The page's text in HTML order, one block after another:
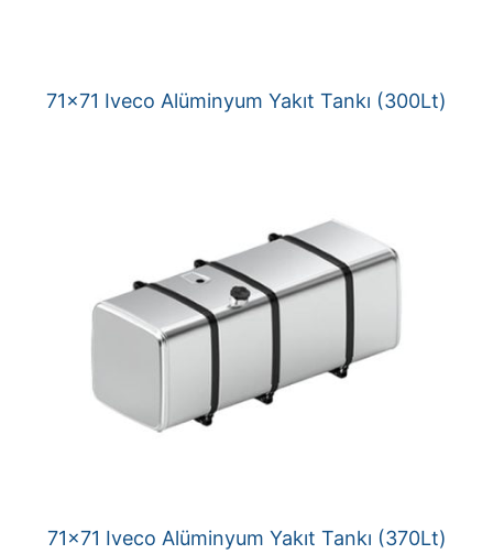
71×71 Iveco Alüminyum Yakıt Tankı (300Lt)
71×71 Iveco Alüminyum Yakıt Tankı (370Lt)